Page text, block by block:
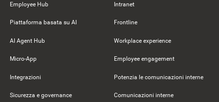
Employee Hub
Piattaforma basata su AI
AI Agent Hub
Micro-App
Integrazioni
Sicurezza e governance
Intranet
Frontline
Workplace experience
Employee engagement
Potenzia le comunicazioni interne
Comunicazioni interne